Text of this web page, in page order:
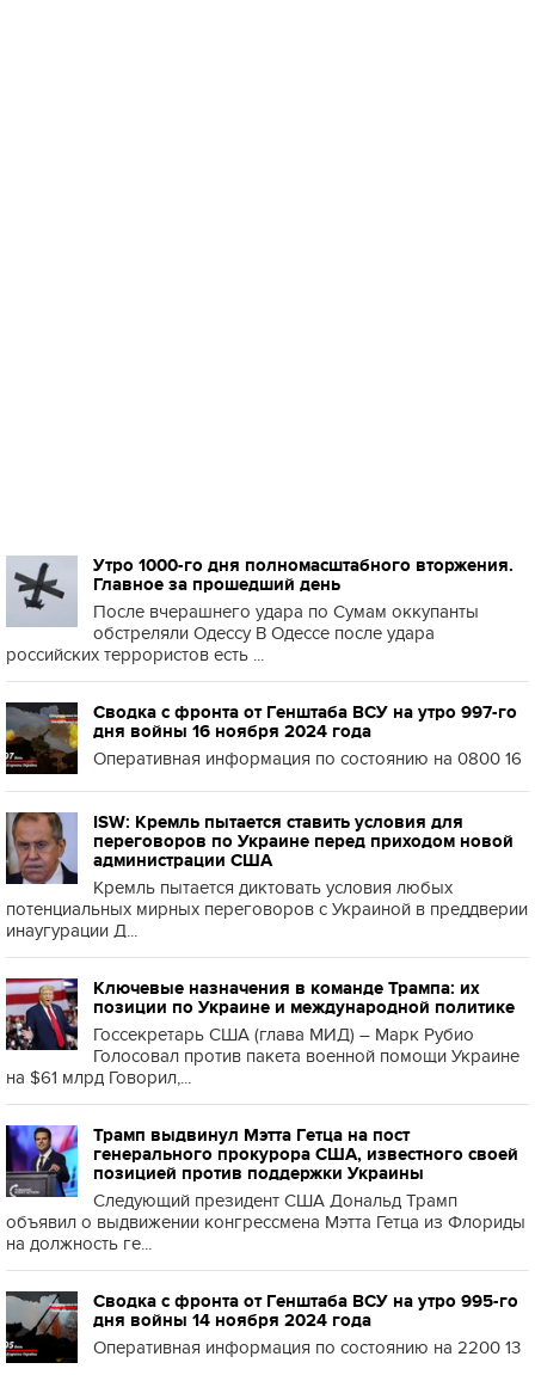
Утро 1000-го дня полномасштабного вторжения.
Главное за прошедший день
После вчерашнего удара по Сумам оккупанты
обстреляли Одессу В Одессе после удара
российских террористов есть ...
Сводка с фронта от Генштаба ВСУ на утро 997-го
дня войны 16 ноября 2024 года
Оперативная информация по состоянию на 0800 16
ISW: Кремль пытается ставить условия для
переговоров по Украине перед приходом новой
администрации США
Кремль пытается диктовать условия любых
потенциальных мирных переговоров с Украиной в преддверии
инаугурации Д...
Ключевые назначения в команде Трампа: их
позиции по Украине и международной политике
Госсекретарь США (глава МИД) – Марк Рубио
Голосовал против пакета военной помощи Украине
на $61 млрд Говорил,...
Трамп выдвинул Мэтта Гетца на пост
генерального прокурора США, известного своей
позицией против поддержки Украины
Следующий президент США Дональд Трамп
объявил о выдвижении конгрессмена Мэтта Гетца из Флориды
на должность ге...
Сводка с фронта от Генштаба ВСУ на утро 995-го
дня войны 14 ноября 2024 года
Оперативная информация по состоянию на 2200 13